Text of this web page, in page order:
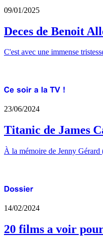
09/01/2025
Deces de Benoit
C'est avec une immense
23/06/2024
Titanic de James
À la mémoire de Jenny
14/02/2024
20 films a voir